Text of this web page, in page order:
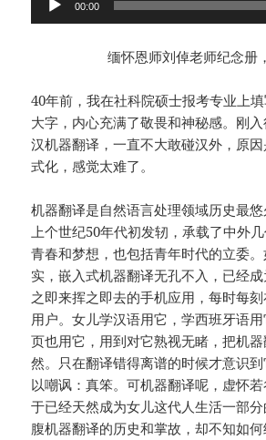
00:00
缅怀恩师刘倬老师纪念册
40年前，我在社科院硕士报考专业上
大字，内心充满了敬畏和神秘感。刚
汉机器翻译，一直不大敢碰汉外，原
式化，感觉太难了。
机器翻译是自然语言处理领域历史最
上个世纪50年代初发轫，承载了中外
青春和梦想，也包括青年时代的立委
实，嵌入式机器翻译无孔不入，已经
之即来挥之即去的手机应用，每时每
用户。女儿学汉语用它，学西班牙语
页也用它，用到对它熟视无睹，把机
然。只在翻译错得离谱的时候才意识
以嘲讽：真笨。可机器翻译呢，虚怀
于已经天然成为女儿这代人生活一部
腹机器翻译的历史和掌故，却不知如